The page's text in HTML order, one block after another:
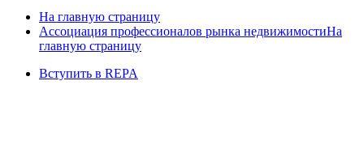
На главную страницу
Ассоциация профессионалов рынка недвижимостиНа
главную страницу
Вступить в REPA